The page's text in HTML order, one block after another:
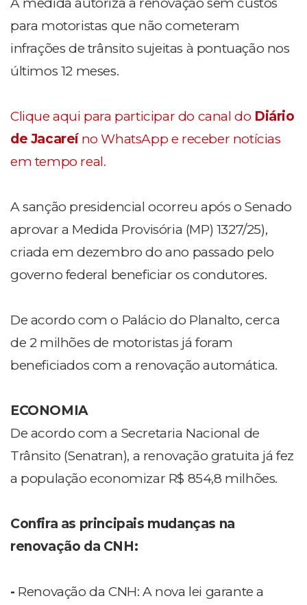
para motoristas que não cometeram
infrações de trânsito sujeitas à pontuação nos
últimos 12 meses.
Clique aqui para participar do canal do Diário
de Jacareíno WhatsApp e receber notícias
em tempo real.
A sanção presidencial ocorreu após o Senado
aprovar a Medida Provisória (MP) 1327/25),
criada em dezembro do ano passado pelo
governo federal beneficiar os condutores.
De acordo com o Palácio do Planalto, cerca
de 2 milhões de motoristas já foram
beneficiados com a renovação automática.
ECONOMIA
De acordo com a Secretaria Nacional de
Trânsito (Senatran), a renovação gratuita já fez
a população economizar R$ 854,8 milhões.
Confira as principais mudanças na
renovação da CNH:
- Renovação da CNH: A nova lei garante a